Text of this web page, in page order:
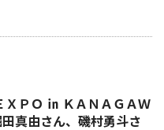
ＸＰＯ ㏌ ＫＡＮＡＧＡＷ
真由さん、磯村勇斗さ